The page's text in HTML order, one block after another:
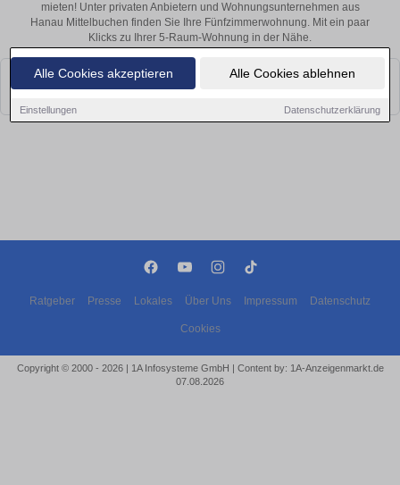
Alle Cookies akzeptieren Alle Cookies ablehnen
Einstellungen Datenschutzerklärung
mieten! Unter privaten Anbietern und Wohnungsunternehmen aus
Hanau Mittelbuchen finden Sie Ihre Fünfzimmerwohnung. Mit ein paar
Klicks zu Ihrer 5-Raum-Wohnung in der Nähe.
Leider konnten wir derzeit keine passenden Objekte finden. Schauen Sie
Ratgeber Presse Lokales Über Uns Impressum Datenschutz
Cookies
Copyright © 2000 - 2026 | 1A Infosysteme GmbH | Content by: 1A-Anzeigenmarkt.de
07.08.2026